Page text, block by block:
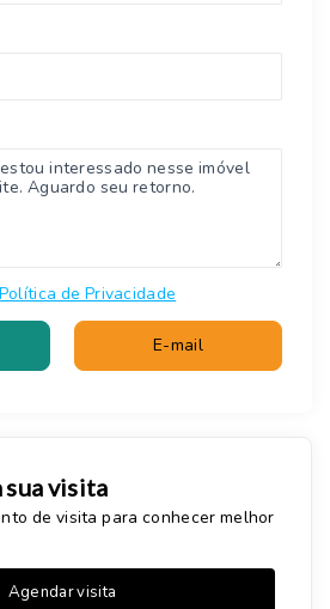
Política de Privacidade
E-mail
sua visita
de visita para conhecer melhor
Agendar visita